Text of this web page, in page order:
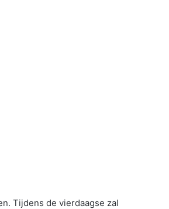
Tijdens de vierdaagse zal